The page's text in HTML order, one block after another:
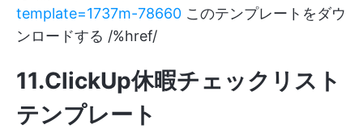
template=1737m-78660 このテンプレートをダウ
ンロードする /%href/
11.ClickUp休暇チェックリスト
テンプレート